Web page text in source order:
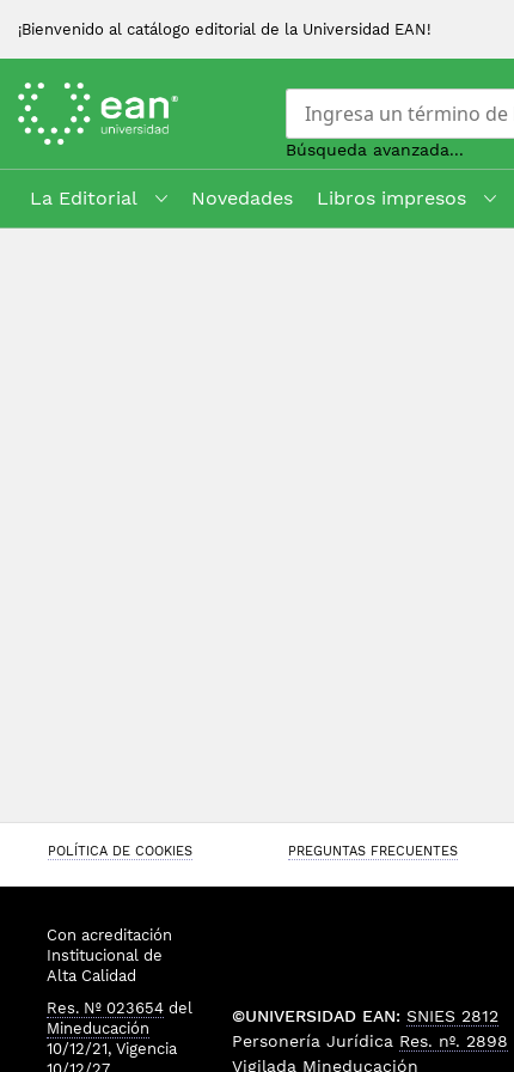
¡Bienvenido al catálogo editorial de la Universidad EAN!
Búsqueda avanzada...
La Editorial Novedades Libros impresos
POLÍTICA DE COOKIES PREGUNTAS FRECUENTES
Con acreditación
Institucional de
Alta Calidad
Res. Nº 023654 del
Mineducación
10/12/21, Vigencia
©UNIVERSIDAD EAN: SNIES 2812
Personería Jurídica Res. nº. 2898
Vigilada Mineducación